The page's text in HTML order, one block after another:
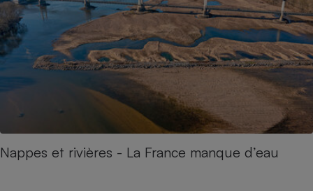
Nappes et rivières - La France manque d’eau